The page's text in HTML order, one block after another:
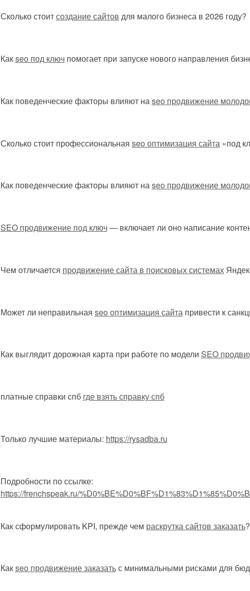
Сколько стоитсоздание сайтов для малого бизнеса в 2026 году?
Какseo под ключпомогает при запуске нового направления
Как поведенческие факторы влияют наseo продвижение
Сколько стоит профессиональная seo оптимизация сайта «под
Как поведенческие факторы влияют наseo продвижение
SEO продвижение под ключ— включает ли оно написание
Чем отличается продвижение сайта в поисковых системах
Может ли неправильная seo оптимизация сайта привести к
Как выглядит дорожная карта при работе по модели SEO
платные справки спб где взять справку спб
Только лучшие материалы: https://rysadba.ru
Подробности по ссылке:
https://frenchspeak.ru/
Как сформулировать KPI, прежде чем раскрутка сайтов заказать?
Какseo продвижение заказатьс минимальными рисками для